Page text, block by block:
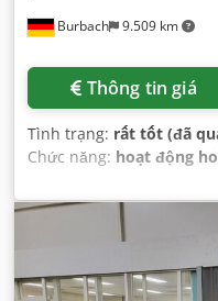
Burbach 9.509 km
Thông tin giá
Tình trạng: rất tốt (đã
Chức năng: hoạt động